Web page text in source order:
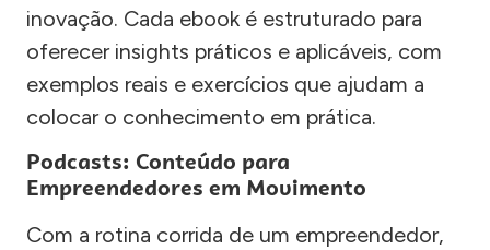
inovação. Cada ebook é estruturado para
oferecer insights práticos e aplicáveis, com
exemplos reais e exercícios que ajudam a
colocar o conhecimento em prática.
Podcasts: Conteúdo para
Empreendedores em Movimento
Com a rotina corrida de um empreendedor,